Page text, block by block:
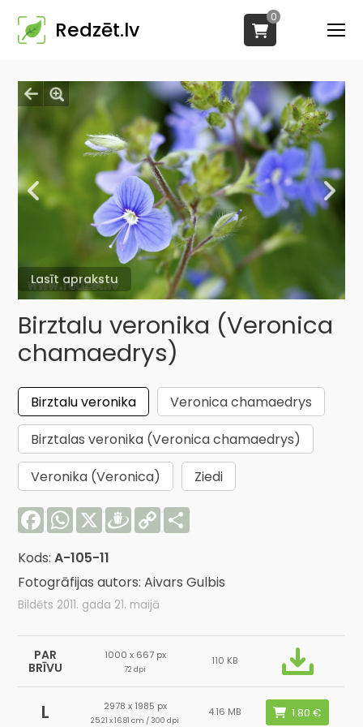
Redzēt.lv
0
Lasīt aprakstu
Birztalu veronika (Veronica
chamaedrys)
Birztalu veronika
Veronica chamaedrys
Birztalas veronika (Veronica chamaedrys)
Veronika (Veronica)
Ziedi
FacebookWhatsApp
X Draugiem
Copy
Link
Kods:A-105-11
Fotogrāfijas autors: Aivars Gulbis
Bildēts 2011. gada 21. maijā
PAR
BRĪVU
1000 x 667 px
72 dpi
110 KB
L 2978 x 1985 px
25.21 x 16.81 cm / 300 dpi
4.16 MB